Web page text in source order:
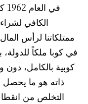
ممتلكاتنا لرأس
كوبية بالكامل،
ذاته هو ما يحصل
التخلص من